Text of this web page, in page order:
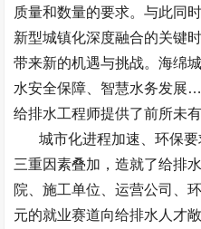
质量和数量的要求。与此同
新型城镇化深度融合的关键
带来新的机遇与挑战。海绵
水安全保障、智慧水务发展
给排水工程师提供了前所未
城市化进程加速、环保
三重因素叠加，造就了给排
院、施工单位、运营公司、
元的就业赛道向给排水人才